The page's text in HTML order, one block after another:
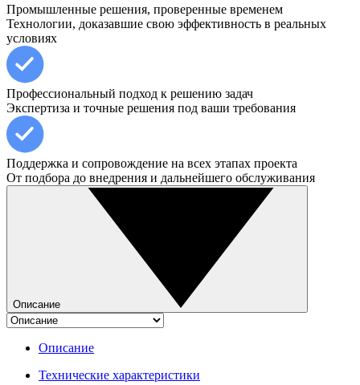
Промышленные решения, проверенные временем
Технологии, доказавшие свою эффективность в реальных
условиях
Профессиональный подход к решению задач
Экспертиза и точные решения под ваши требования
Поддержка и сопровождение на всех этапах проекта
От подбора до внедрения и дальнейшего обслуживания
Описание
Описание
Технические характеристики